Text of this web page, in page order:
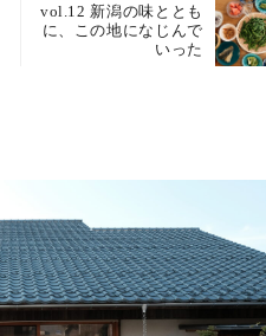
vol.12 新潟の味ととも
に、この地になじんで
いった